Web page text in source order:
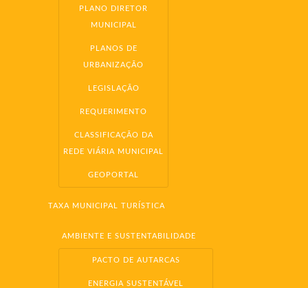
PLANO DIRETOR
MUNICIPAL
PLANOS DE
URBANIZAÇÃO
LEGISLAÇÃO
REQUERIMENTO
CLASSIFICAÇÃO DA
REDE VIÁRIA MUNICIPAL
GEOPORTAL
TAXA MUNICIPAL TURÍSTICA
AMBIENTE E SUSTENTABILIDADE
PACTO DE AUTARCAS
ENERGIA SUSTENTÁVEL